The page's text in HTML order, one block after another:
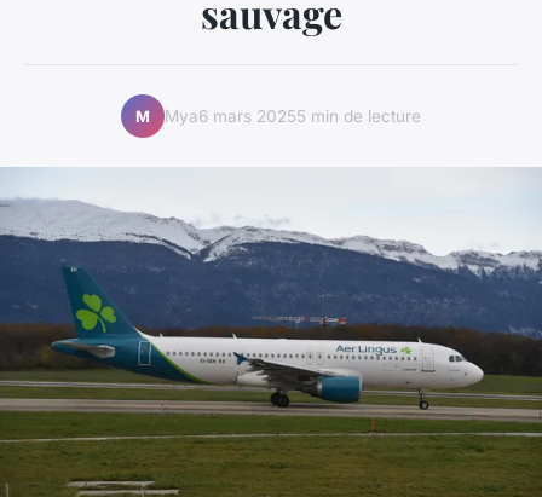
sauvage
M Mya6 mars 20255 min de lecture